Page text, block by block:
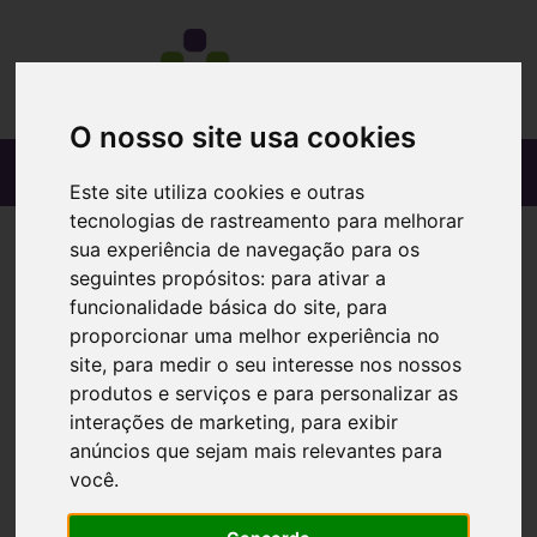
O nosso site usa cookies
Este site utiliza cookies e outras
tecnologias de rastreamento para melhorar
sua experiência de navegação para os
seguintes propósitos: para ativar a
funcionalidade básica do site, para
proporcionar uma melhor experiência no
site, para medir o seu interesse nos nossos
produtos e serviços e para personalizar as
interações de marketing, para exibir
anúncios que sejam mais relevantes para
você.